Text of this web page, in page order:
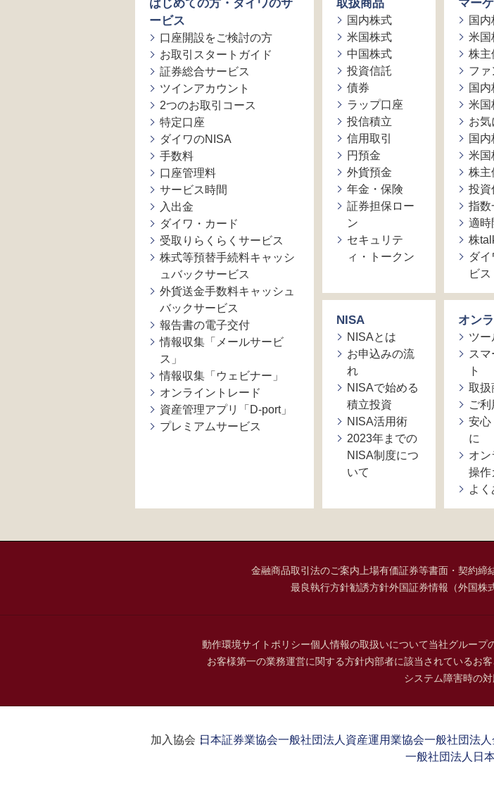
はじめての方・ダイワのサ
ービス
口座開設をご検討の方
お取引スタートガイド
証券総合サービス
ツインアカウント
2つのお取引コース
特定口座
ダイワのNISA
手数料
口座管理料
サービス時間
入出金
ダイワ・カード
受取りらくらくサービス
株式等預替手続料キャッシ
ュバックサービス
外貨送金手数料キャッシュ
バックサービス
報告書の電子交付
情報収集「メールサービ
ス」
情報収集「ウェビナー」
オンライントレード
資産管理アプリ「D-port」
プレミアムサービス
取扱商品
国内株式
米国株式
中国株式
投資信託
債券
ラップ口座
投信積立
信用取引
円預金
外貨預金
年金・保険
証券担保ロー
ン
セキュリテ
ィ・トークン
NISA
NISAとは
お申込みの流
れ
NISAで始める
積立投資
NISA活用術
2023年までの
NISA制度につ
いて
マー
国
米国
株主
ファ
国
米国
お気
国
米国
株主
投資
指数
適時
株
ダ
ビス
オン
ツー
ス
ト
取扱
ご利
安心
に
オン
操作
よ
金融商品取引法のご案内 上場有価証券等書面・契約締
最良執行方針勧誘方針外国証券情報（外国株
動作環境サイトポリシー個人情報の取扱いについて当社グループ
お客様第一の業務運営に関する方針内部者に該当されているお
システム障害時の
加入協会：日本証券業協会一般社団法人資産運用業協会一般社団法
一般社団法人日